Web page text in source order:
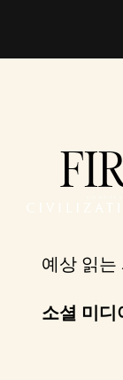
예상 읽는
소셜 미디